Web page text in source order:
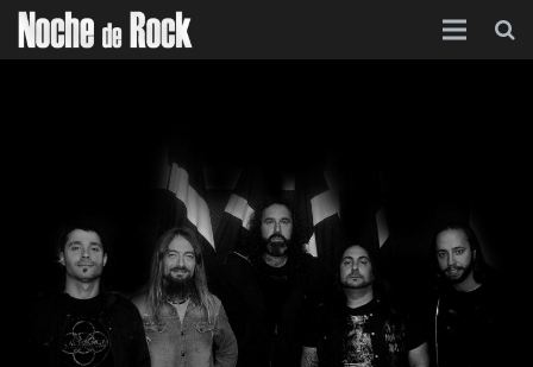
Contacto
Acerca de